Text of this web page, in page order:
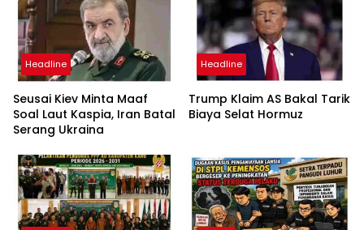
Headline
Seusai Kiev Minta Maaf
Soal Laut Kaspia, Iran Batal
Serang Ukraina
Headline
Trump Klaim AS Bakal Tarik
Biaya Selat Hormuz